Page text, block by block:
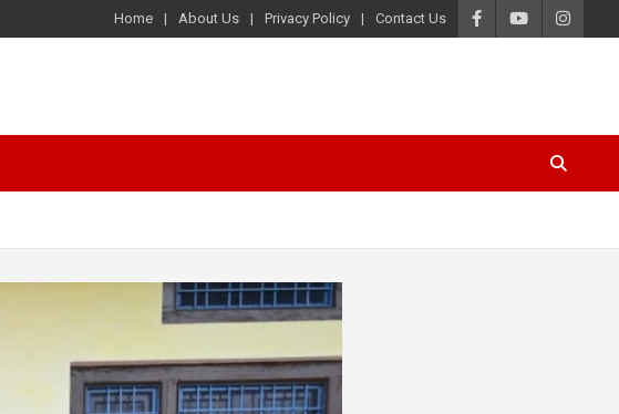
Home About Us Privacy Policy Contact Us